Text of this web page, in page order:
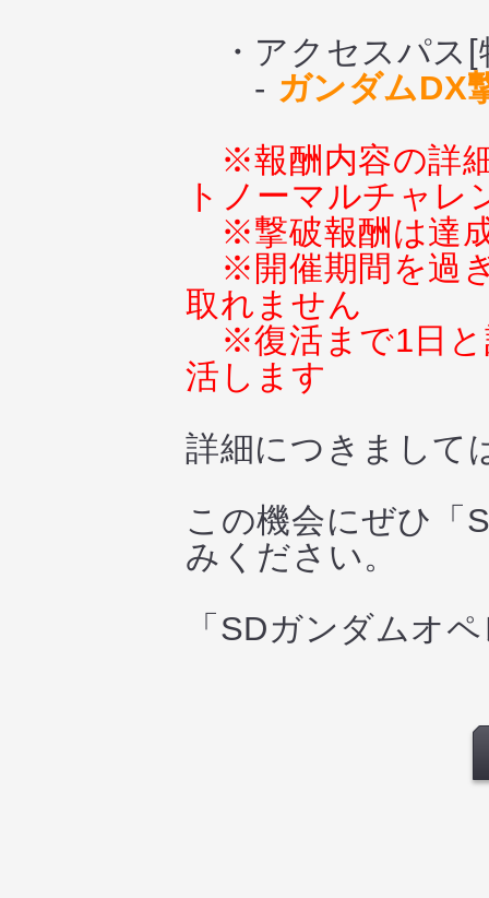
・アクセスパス[
- ガンダムDX
※報酬内容の詳
トノーマルチャ
※撃破報酬は達
※開催期間を過
取れません
※復活まで1日
活します
詳細につきまして
この機会にぜひ「
みください。
「SDガンダムオ